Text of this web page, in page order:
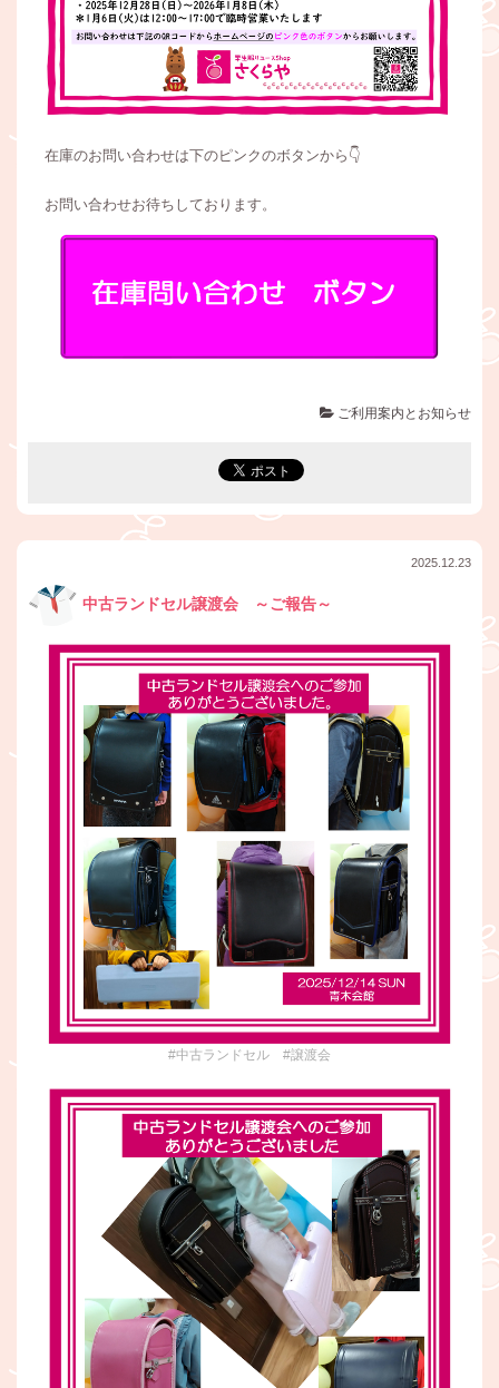
在庫のお問い合わせは下のピンクのボタンから👇
お問い合わせお待ちしております。
ご利用案内とお知らせ
2025.12.23
中古ランドセル譲渡会 ～ご報告～
#中古ランドセル #譲渡会